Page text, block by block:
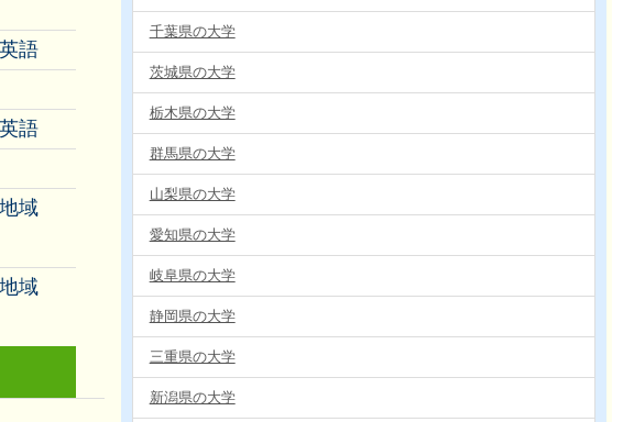
語
語
域
域
千葉県の大学
茨城県の大学
栃木県の大学
群馬県の大学
山梨県の大学
愛知県の大学
岐阜県の大学
静岡県の大学
三重県の大学
新潟県の大学